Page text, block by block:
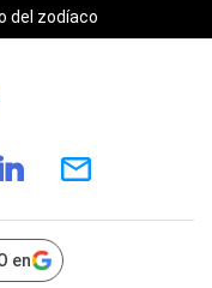
del zodíaco
en